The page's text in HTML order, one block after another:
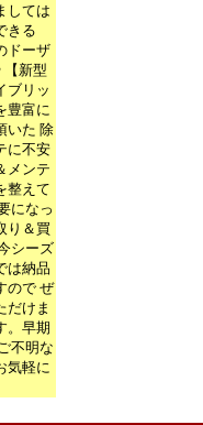
しては
きる
ドーザ
【新型
ブリッ
豊富に
いた 除
に不安
メンテ
整えて
になっ
り＆買
シーズ
は納品
ので ぜ
だけま
。早期
不明な
気軽に